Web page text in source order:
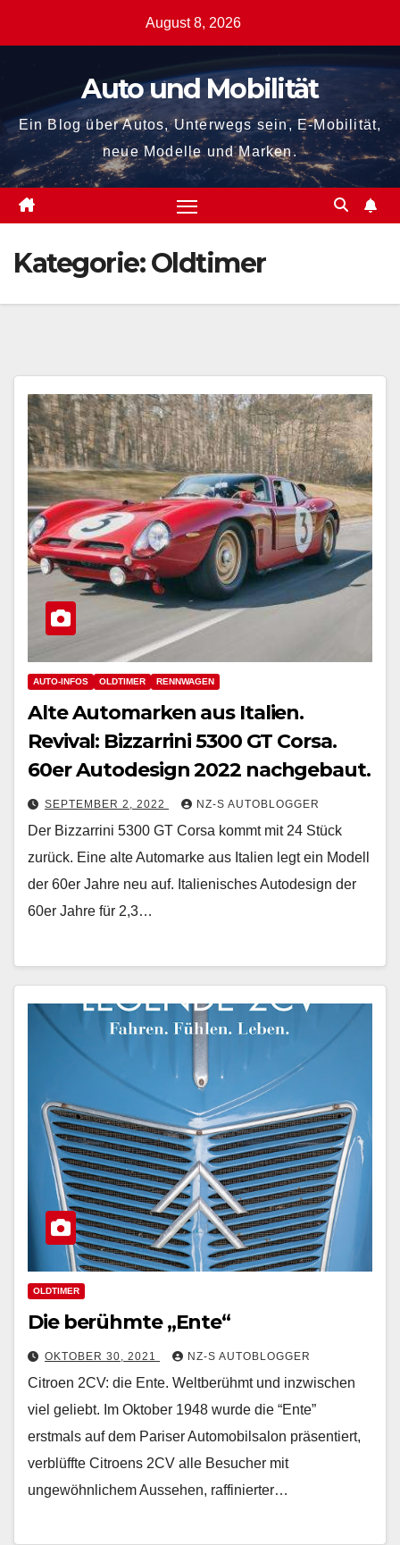
August 8, 2026
Auto und Mobilität
Ein Blog über Autos, Unterwegs sein, E-Mobilität,
neue Modelle und Marken.
Kategorie:Oldtimer
AUTO-INFOS OLDTIMER RENNWAGEN
Alte Automarken aus Italien.
Revival: Bizzarrini 5300 GT Corsa.
60er Autodesign 2022 nachgebaut.
SEPTEMBER 2, 2022 NZ-S AUTOBLOGGER
Der Bizzarrini 5300 GT Corsa kommt mit 24 Stück
zurück. Eine alte Automarke aus Italien legt ein Modell
der 60er Jahre neu auf. Italienisches Autodesign der
60er Jahre für 2,3…
OLDTIMER
Die berühmte „Ente“
OKTOBER 30, 2021 NZ-S AUTOBLOGGER
Citroen 2CV: die Ente. Weltberühmt und inzwischen
viel geliebt. Im Oktober 1948 wurde die “Ente”
erstmals auf dem Pariser Automobilsalon präsentiert,
verblüffte Citroens 2CV alle Besucher mit
ungewöhnlichem Aussehen, raffinierter…